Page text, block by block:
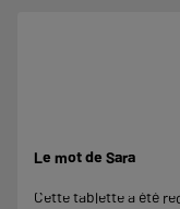
Le mot de Sara
Cette tablette a été